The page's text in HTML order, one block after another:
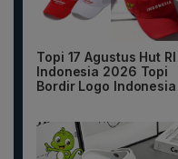
Topi 17 Agustus Hut RI
Indonesia 2026 Topi
Bordir Logo Indonesia